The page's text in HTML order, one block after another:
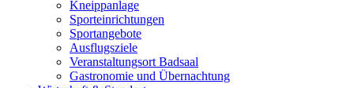
Kneippanlage
Sporteinrichtungen
Sportangebote
Ausflugsziele
Veranstaltungsort Badsaal
Gastronomie und Übernachtung